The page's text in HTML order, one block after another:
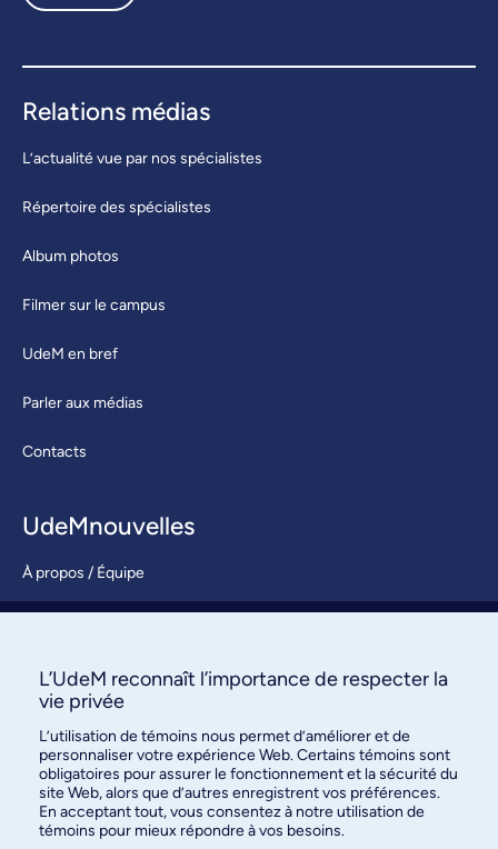
Relations médias
L’actualité vue par nos spécialistes
Répertoire des spécialistes
Album photos
Filmer sur le campus
UdeM en bref
Parler aux médias
Contacts
UdeMnouvelles
À propos / Équipe
S’abonner
L’UdeM reconnaît l’importance de respecter la
vie privée
L’utilisation de témoins nous permet d’améliorer et de
personnaliser votre expérience Web. Certains témoins sont
obligatoires pour assurer le fonctionnement et la sécurité du
site Web, alors que d’autres enregistrent vos préférences.
En acceptant tout, vous consentez à notre utilisation de
témoins pour mieux répondre à vos besoins.